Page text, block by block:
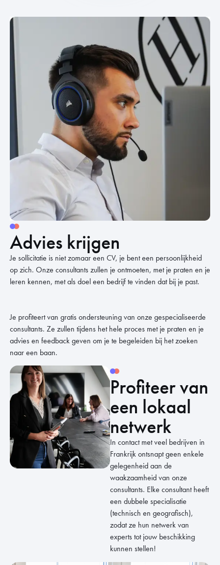
Advies krijgen
Je sollicitatie is niet zomaar een CV, je bent een persoonlijkheid
op zich. Onze consultants zullen je ontmoeten, met je praten en je
leren kennen, met als doel een bedrijf te vinden dat bij je past.
Je profiteert van gratis ondersteuning van onze gespecialiseerde
consultants. Ze zullen tijdens het hele proces met je praten en je
advies en feedback geven om je te begeleiden bij het zoeken
naar een baan.
Profiteer van
een lokaal
netwerk
In contact met veel bedrijven in
Frankrijk ontsnapt geen enkele
gelegenheid aan de
waakzaamheid van onze
consultants. Elke consultant heeft
een dubbele specialisatie
(technisch en geografisch),
zodat ze hun netwerk van
experts tot jouw beschikking
kunnen stellen!